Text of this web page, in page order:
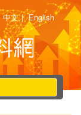
中文 | English